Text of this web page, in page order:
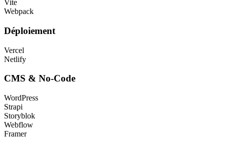
Vite
Webpack
Déploiement
Vercel
Netlify
CMS & No-Code
WordPress
Strapi
Storyblok
Webflow
Framer